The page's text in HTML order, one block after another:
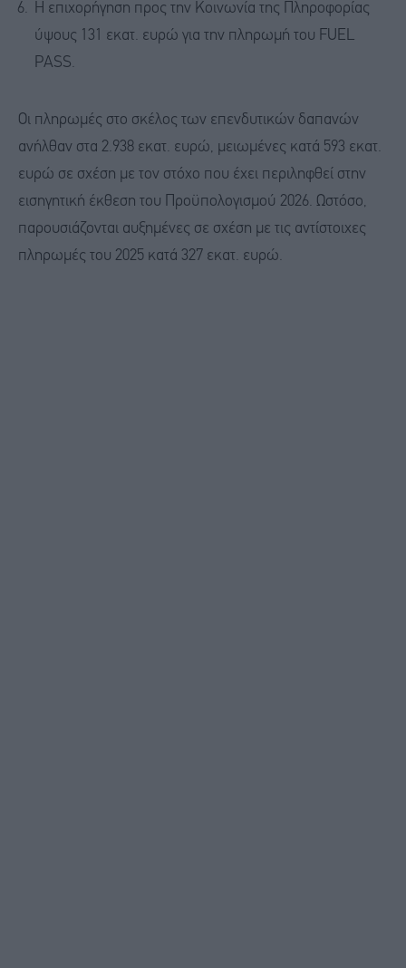
Η επιχορήγηση προς την Κοινωνία της Πληροφορίας
ύψους 131 εκατ. ευρώ για την πληρωμή του FUEL
PASS.
Οι πληρωμές στο σκέλος των επενδυτικών δαπανών
ανήλθαν στα 2.938 εκατ. ευρώ, μειωμένες κατά 593 εκατ.
ευρώ σε σχέση με τον στόχο που έχει περιληφθεί στην
εισηγητική έκθεση του Προϋπολογισμού 2026. Ωστόσο,
παρουσιάζονται αυξημένες σε σχέση με τις αντίστοιχες
πληρωμές του 2025 κατά 327 εκατ. ευρώ.